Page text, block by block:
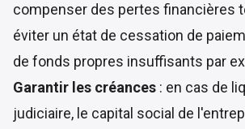
compenser des pertes financières
éviter un état de cessation de
de fonds propres insuffisants par
Garantir les créances : en cas de
judiciaire, le capital social de